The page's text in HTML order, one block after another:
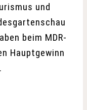
und
beim MDR-
Hauptgewinn